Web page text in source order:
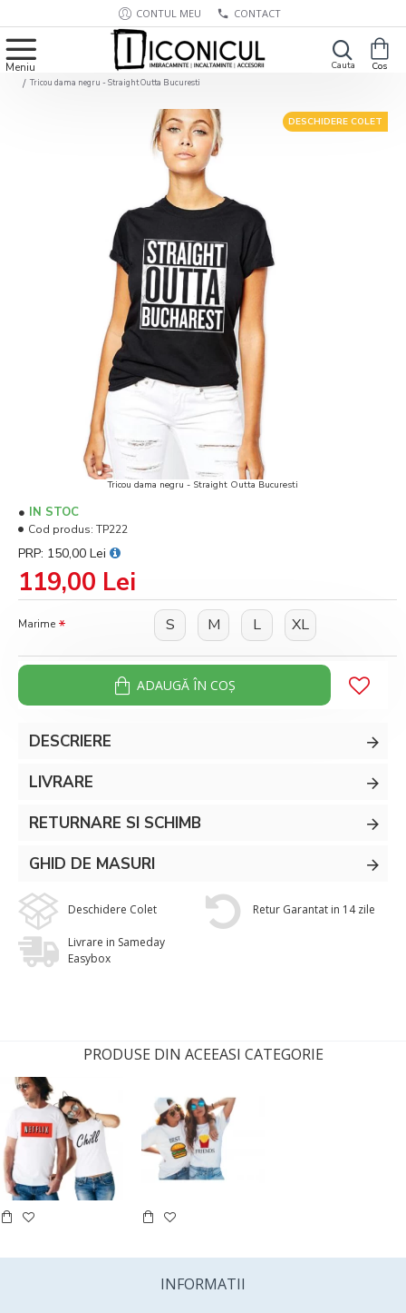
CONTUL MEU CONTACT
Tricou dama negru - Straight Outta Bucuresti
DESCHIDERE COLET
Tricou dama negru - Straight Outta Bucuresti
119,00 Lei
PRP: 150,00 Lei
IN STOC
Cod produs: TP222
Marime S M L XL
ADAUGĂ ÎN COŞ
DESCRIERE
LIVRARE
RETURNARE SI SCHIMB
GHID DE MASURI
Deschidere Colet Retur Garantat in 14 zile
Livrare in Sameday
Easybox
PRODUSE DIN ACEEASI CATEGORIE
INFORMATII